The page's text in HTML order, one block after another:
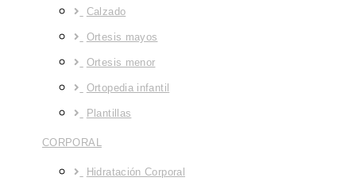
Calzado
Ortesis mayos
Ortesis menor
Ortopedia infantil
Plantillas
CORPORAL
Hidratación Corporal